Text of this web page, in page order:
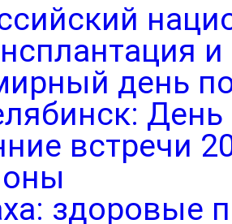
день
День
встречи
здоровые